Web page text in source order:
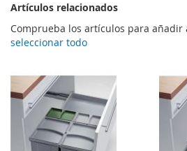
Artículos relacionados
Comprueba los artículos para añadir
seleccionar todo